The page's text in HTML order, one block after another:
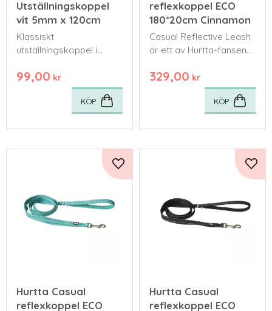
Utställningskoppel
vit 5mm x 120cm
Klassiskt
utställningskoppel i
99,00 kr
KÖP
reflexkoppel ECO
180*20cm Cinnamon
Casual Reflective Leash
är ett av Hurtta-fansens
329,00 kr
KÖP
Hurtta Casual
reflexkoppel ECO
Lägg till i favoriter
Hurtta Casual
reflexkoppel ECO